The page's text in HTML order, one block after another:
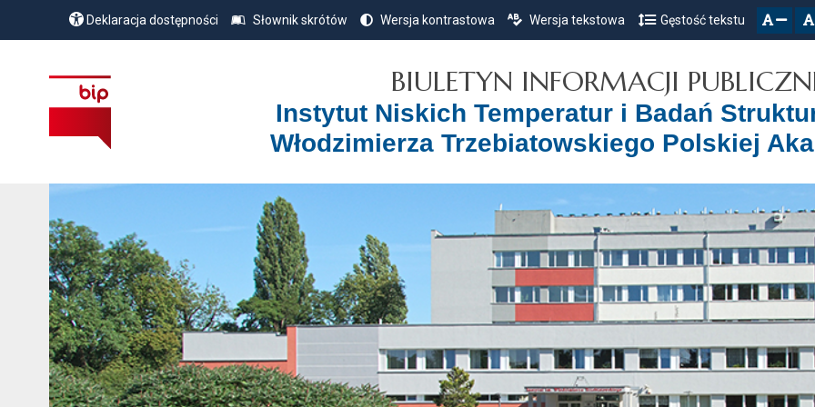
Przejdź do głównego menu
Przejdź do treści
Przejdź do mapy serwisu
Deklaracja dostępności Słownik skrótów Wersja kontrastowa Wersja tekstowa Gęstość tekstu
BIULETYN INFORMACJI
Instytut Niskich Temperatur i Badań
Włodzimierza Trzebiatowskiego Polskiej